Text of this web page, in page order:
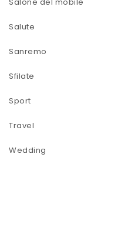
Salute
Sanremo
Sfilate
Sport
Travel
Wedding